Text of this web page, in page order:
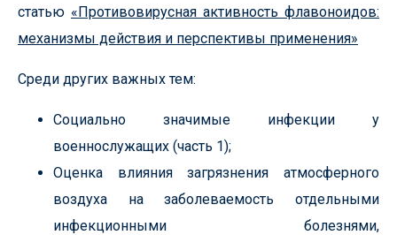
статью «Противовирусная активность флавоноидов:
механизмы действия и перспективы применения»
Среди других важных тем:
Социально значимые инфекции у
военнослужащих (часть 1);
Оценка влияния загрязнения атмосферного
воздуха на заболеваемость отдельными
инфекционными болезнями,